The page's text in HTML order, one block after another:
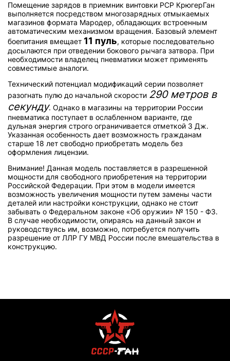
Помещение зарядов в приемник винтовки РСР КрюгерГан
выполняется посредством многозарядных отмыкаемых
магазинов формата Мародер, обладающих встроенным
автоматическим механизмом вращения. Базовый элемент
боепитания вмещает 11 пуль, которые последовательно
досылаются при отведении бокового рычага затвора. При
необходимости владелец пневматики может применять
совместимые аналоги.
Технический потенциал модификаций серии позволяет
разогнать пулю до начальной скорости 290 метров в
секунду. Однако в магазины на территории России
пневматика поступает в ослабленном варианте, где
дульная энергия строго ограничивается отметкой 3 Дж.
Указанная особенность дает возможность гражданам
старше 18 лет свободно приобретать модель без
оформления лицензии.
Внимание! Данная модель поставляется в разрешенной
мощности для свободного приобретения на территории
Российской Федерации. При этом в модели имеется
возможность увеличения мощности путем замены части
деталей или настройки конструкции, однако не стоит
забывать о Федеральном законе «Об оружии» № 150 - ФЗ.
В случае необходимости, опираясь на данный закон и
руководствуясь им, возможно, потребуется получить
разрешение от ЛЛР ГУ МВД России после вмешательства в
конструкцию.